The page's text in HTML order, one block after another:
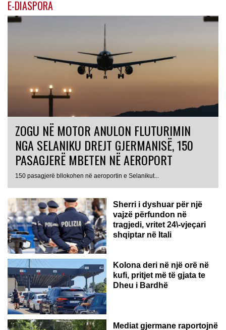
E-DIASPORA
ZOGU NË MOTOR ANULON FLUTURIMIN
NGA SELANIKU DREJT GJERMANISË, 150
PASAGJERË MBETEN NË AEROPORT
150 pasagjerë bllokohen në aeroportin e Selanikut...
ITALI
Sherri i dyshuar për një
vajzë përfundon në
tragjedi, vritet 24\-vjeçari
shqiptar në Itali
Kolona deri në një orë në
kufi, pritjet më të gjata te
Dheu i Bardhë
GJERMANI
Mediat gjermane raportojnë